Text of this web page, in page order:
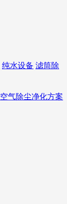
纯水设备 滤筒除
空气除尘净化方案